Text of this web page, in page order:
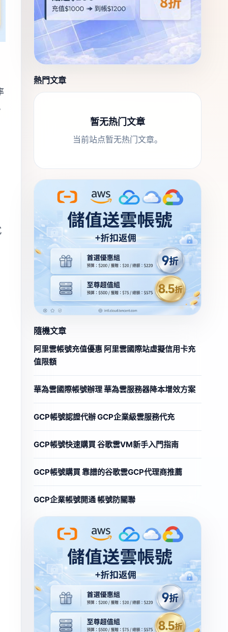
熱門文章
暂无热门文章
当前站点暂无热门文章。
隨機文章
阿里雲帳號充值優惠 阿里雲國際站虛擬信用卡充
值限額
華為雲國際帳號辦理 華為雲服務器降本增效方案
GCP帳號認證代辦 GCP企業級雲服務代充
GCP帳號快速購買 谷歌雲VM新手入門指南
GCP帳號購買 靠譜的谷歌雲GCP代理商推薦
GCP企業帳號開通 帳號防關聯